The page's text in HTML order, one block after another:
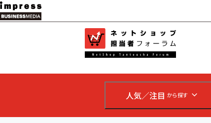
メ
イ
ン
ツ
ネット
人気／注目 から探す